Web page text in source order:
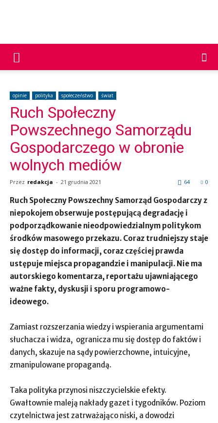
PNP
opinie polityka społeczeństwo świat
Ruch Społeczny
Powszechnego Samorządu
Gospodarczego w obronie
wolnych mediów
Przez redakcja - 21 grudnia 2021 0
64
Ruch Społeczny Powszechny Samorząd Gospodarczy z
niepokojem obserwuje postępującą degradację i
podporządkowanie nieodpowiedzialnym politykom
środków masowego przekazu. Coraz trudniejszy staje
się dostęp do informacji, coraz częściej prawda
ustępuje miejsca propagandzie i manipulacji. Nie ma
autorskiego komentarza, reportażu ujawniającego
ważne fakty, dyskusji i sporu programowo-
ideowego.
Zamiast rozszerzania wiedzy i wspierania argumentami
słuchacza i widza, ogranicza mu się dostęp do faktów i
danych, skazuje na sądy powierzchowne, intuicyjne,
zmanipulowane propagandą.
Taka polityka przynosi niszczycielskie efekty.
Gwałtownie maleją nakłady gazet i tygodników. Poziom
czytelnictwa jest zatrważająco niski, a dowodzi